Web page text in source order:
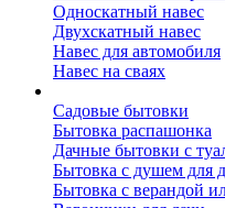
Односкатный навес
Двухскатный навес
Навес для автомобиля
Навес на сваях
Садовые бытовки
Бытовка распашонка
Дачные бытовки с
Бытовка с душем для
Бытовка с верандой